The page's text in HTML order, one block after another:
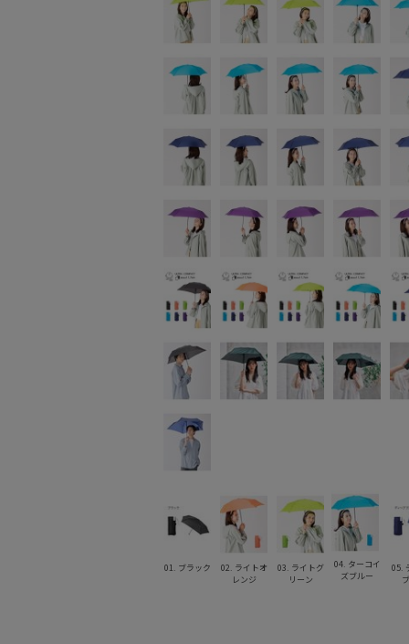
01. ブラック
02. ライトオ
レンジ
03. ライトグ
リーン
04. ターコイ
ズブルー
05.